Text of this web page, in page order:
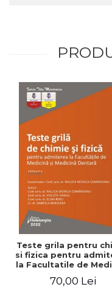
Teste grila pentru
si fizica pentru
la Facultatile de
si Medicina
Editia a II-a - Raluca
70,00 Lei